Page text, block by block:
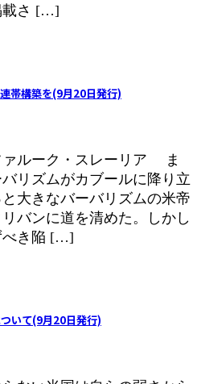
載さ […]
帯構築を(9月20日発行)
ァルーク・スレーリア ま
リズムがカブールに降り立
大きなバーバリズムの米帝
バンに道を清めた。しかし
べき陥 […]
いて(9月20日発行)